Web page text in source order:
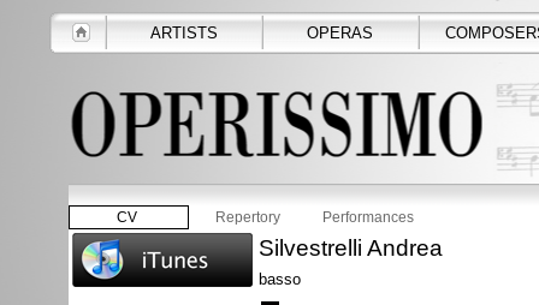
ARTISTS OPERAS
CV Repertory Performances
Silvestrelli Andrea
basso